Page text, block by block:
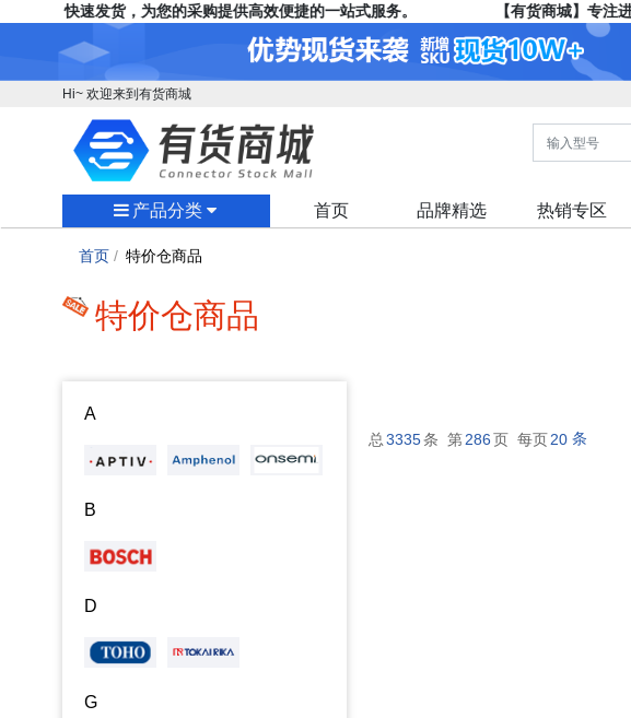
足、快速发货，为您的采购提供高效便捷的一站式服务。 【有货商城】专注进
Hi~ 欢迎来到有货商城
产品分类 首页 品牌精选 热销专区
首页 / 特价仓商品
特价仓商品
A
B
D
G
总 3335条 第286页 每页20 条